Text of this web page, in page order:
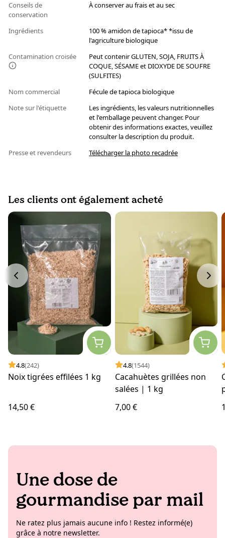
Conseils de
conservation
À conserver au frais et au sec
Ingrédients
100 % amidon de tapioca* *issu de
l'agriculture biologique
Contamination croisée
Peut contenir GLUTEN, SOJA, FRUITS À
COQUE, SÉSAME et DIOXYDE DE SOUFRE
(SULFITES)
Nom commercial
Fécule de tapioca biologique
Note sur l'étiquette
Les ingrédients, les valeurs nutritionnelles
et l'emballage peuvent changer. Pour
obtenir des informations exactes, veuillez
consulter la description du produit.
Presse et revendeurs
Télécharger la photo recadrée
Les clients ont également acheté
4.8(242)
Noix tigrées effilées 1 kg
14,50 €
4.8(1544)
Cacahuètes grillées non
salées | 1 kg
7,00 €
Une dose de
gourmandise par mail
Ne ratez plus jamais aucune info ! Restez informé(e)
grâce à notre newsletter.